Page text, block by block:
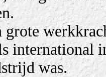
international
was.